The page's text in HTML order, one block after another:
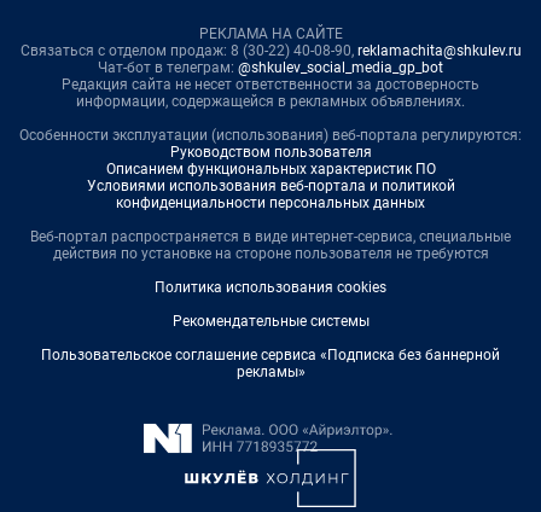
РЕКЛАМА НА САЙТЕ
Связаться с отделом продаж: 8 (30-22) 40-08-90, reklamachita@shkulev.ru
Чат-бот в телеграм: @shkulev_social_media_gp_bot
Редакция сайта не несет ответственности за достоверность
информации, содержащейся в рекламных объявлениях.
Особенности эксплуатации (использования) веб-портала регулируются:
Руководством пользователя
Описанием функциональных характеристик ПО
Условиями использования веб-портала и политикой
конфиденциальности персональных данных
Веб-портал распространяется в виде интернет-сервиса, специальные
действия по установке на стороне пользователя не требуются
Политика использования cookies
Рекомендательные системы
Пользовательское соглашение сервиса «Подписка без баннерной
рекламы»